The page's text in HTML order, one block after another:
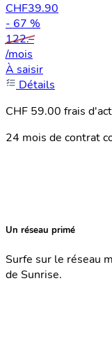
CHF39.90
- 67 %
122.–
/mois
À saisir
Détails
CHF 59.00 frais
24 mois de contrat
Un réseau primé
Surfe sur le réseau
de Sunrise.